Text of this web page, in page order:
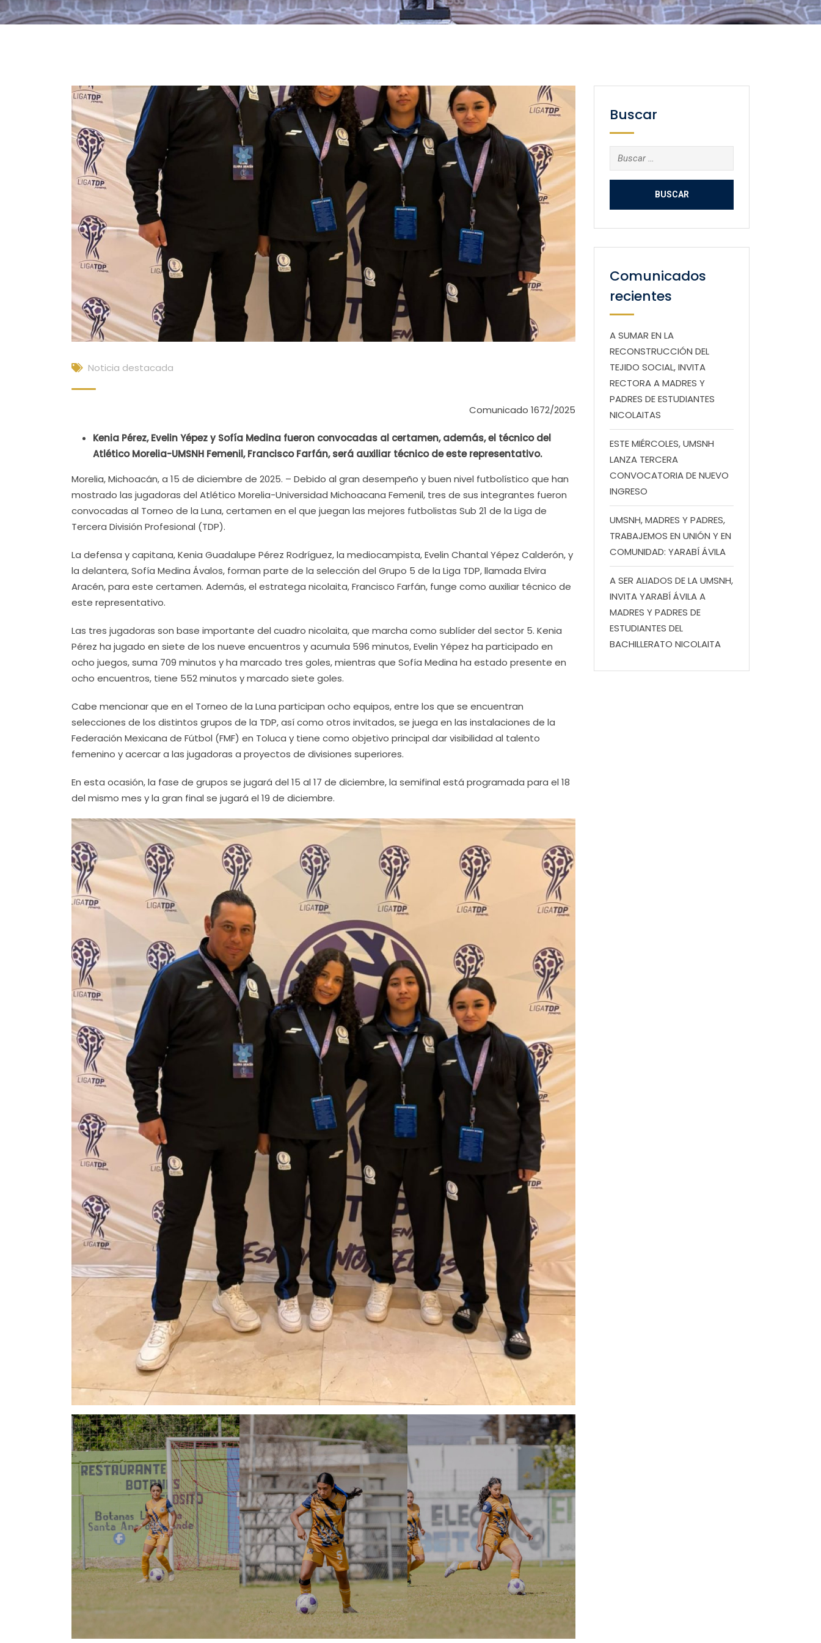
Noticia destacada
Comunicado 1672/2025
Kenia Pérez, Evelin Yépez y Sofía Medina fueron convocadas al certamen, además, el técnico del
Atlético Morelia-UMSNH Femenil, Francisco Farfán, será auxiliar técnico de este representativo.
Morelia, Michoacán, a 15 de diciembre de 2025. – Debido al gran desempeño y buen nivel futbolístico que han
mostrado las jugadoras del Atlético Morelia-Universidad Michoacana Femenil, tres de sus integrantes fueron
convocadas al Torneo de la Luna, certamen en el que juegan las mejores futbolistas Sub 21 de la Liga de
Tercera División Profesional (TDP).
La defensa y capitana, Kenia Guadalupe Pérez Rodríguez, la mediocampista, Evelin Chantal Yépez Calderón, y
la delantera, Sofía Medina Ávalos, forman parte de la selección del Grupo 5 de la Liga TDP, llamada Elvira
Aracén, para este certamen. Además, el estratega nicolaita, Francisco Farfán, funge como auxiliar técnico de
este representativo.
Las tres jugadoras son base importante del cuadro nicolaita, que marcha como sublíder del sector 5. Kenia
Pérez ha jugado en siete de los nueve encuentros y acumula 596 minutos, Evelin Yépez ha participado en
ocho juegos, suma 709 minutos y ha marcado tres goles, mientras que Sofía Medina ha estado presente en
ocho encuentros, tiene 552 minutos y marcado siete goles.
Cabe mencionar que en el Torneo de la Luna participan ocho equipos, entre los que se encuentran
selecciones de los distintos grupos de la TDP, así como otros invitados, se juega en las instalaciones de la
Federación Mexicana de Fútbol (FMF) en Toluca y tiene como objetivo principal dar visibilidad al talento
femenino y acercar a las jugadoras a proyectos de divisiones superiores.
En esta ocasión, la fase de grupos se jugará del 15 al 17 de diciembre, la semifinal está programada para el 18
del mismo mes y la gran final se jugará el 19 de diciembre.
Buscar
Buscar:
Comunicados
recientes
A SUMAR EN LA
RECONSTRUCCIÓN DEL
TEJIDO SOCIAL, INVITA
RECTORA A MADRES Y
PADRES DE ESTUDIANTES
NICOLAITAS
ESTE MIÉRCOLES, UMSNH
LANZA TERCERA
CONVOCATORIA DE NUEVO
INGRESO
UMSNH, MADRES Y PADRES,
TRABAJEMOS EN UNIÓN Y EN
COMUNIDAD: YARABÍ ÁVILA
A SER ALIADOS DE LA UMSNH,
INVITA YARABÍ ÁVILA A
MADRES Y PADRES DE
ESTUDIANTES DEL
BACHILLERATO NICOLAITA